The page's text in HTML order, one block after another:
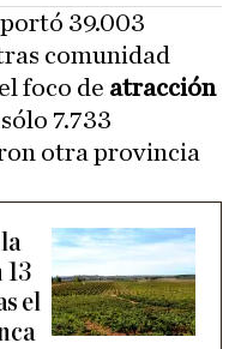
39.003
comunidad
foco de atracción
7.733
otra provincia
el